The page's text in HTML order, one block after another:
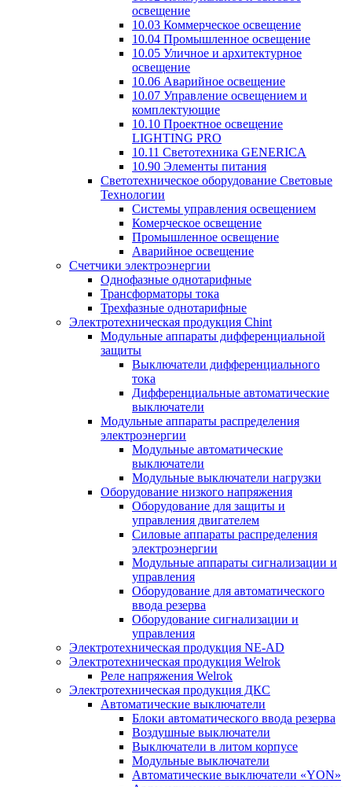
освещение
10.03 Коммерческое освещение
10.04 Промышленное освещение
10.05 Уличное и архитектурное
освещение
10.06 Аварийное освещение
10.07 Управление освещением и
комплектующие
10.10 Проектное освещение
LIGHTING PRO
10.11 Светотехника GENERICA
10.90 Элементы питания
Светотехническое оборудование Световые
Технологии
Системы управления освещением
Комерческое освещение
Промышленное освещение
Аварийное освещение
Счетчики электроэнергии
Однофазные однотарифные
Трансформаторы тока
Трехфазные однотарифные
Электротехническая продукция Chint
Модульные аппараты дифференциальной
защиты
Выключатели дифференциального
тока
Дифференциальные автоматические
выключатели
Модульные аппараты распределения
электроэнергии
Модульные автоматические
выключатели
Модульные выключатели нагрузки
Оборудование низкого напряжения
Оборудование для защиты и
управления двигателем
Силовые аппараты распределения
электроэнергии
Модульные аппараты сигнализации и
управления
Оборудование для автоматического
ввода резерва
Оборудование сигнализации и
управления
Электротехническая продукция NE-AD
Электротехническая продукция Welrok
Реле напряжения Welrok
Электротехническая продукция ДКС
Автоматические выключатели
Блоки автоматического ввода резерва
Воздушные выключатели
Выключатели в литом корпусе
Модульные выключатели
Автоматические выключатели «YON»